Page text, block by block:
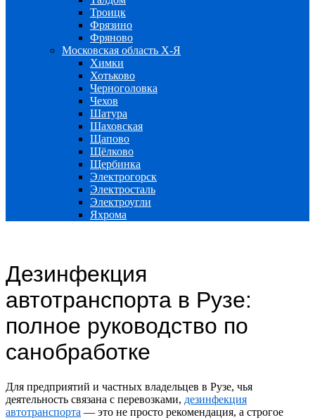
Троицк
Фрязино
Фряново
Московская область Х-Я
Химки
Хотьково
Черноголовка
Чехов
Шатура
Шаховская
Щапово
Щёлково
Щербинка
Электрогорск
Электросталь
Электроугли
Яхрома
Дезинфекция
автотранспорта в Рузе:
полное руководство по
санобработке
Для предприятий и частных владельцев в Рузе, чья
деятельность связана с перевозками, дезинфекция
автотранспорта — это не просто рекомендация, а строгое